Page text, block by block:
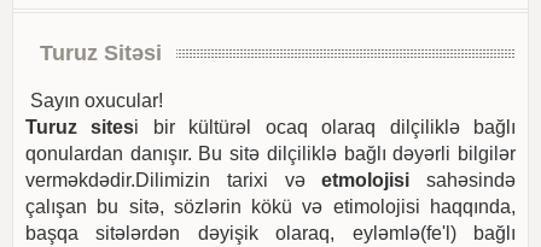
Turuz Sitəsi
Sayın oxucular!
Turuz sitesi bir kültürəl ocaq olaraq dilçiliklə bağlı
qonulardan danışır. Bu sitə dilçiliklə bağlı dəyərli bilgilər
verməkdədir.Dilimizin tarixi vəetmolojisi sahəsində
çalışan bu sitə, sözlərin kökü və etimolojisi haqqında,
başqa sitələrdən dəyişik olaraq, eyləmlə(fe'l) bağlı